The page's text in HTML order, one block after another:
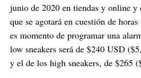
junio de 2020 en tiendas y online y
que se agotará en cuestión de
es momento de programar una
low sneakers será de $240 USD
y el de los high sneakers, de $265